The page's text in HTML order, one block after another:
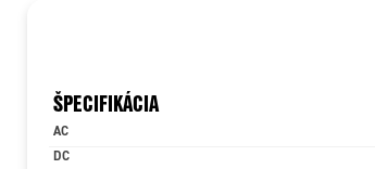
ŠPECIFIKÁCIA
AC
DC